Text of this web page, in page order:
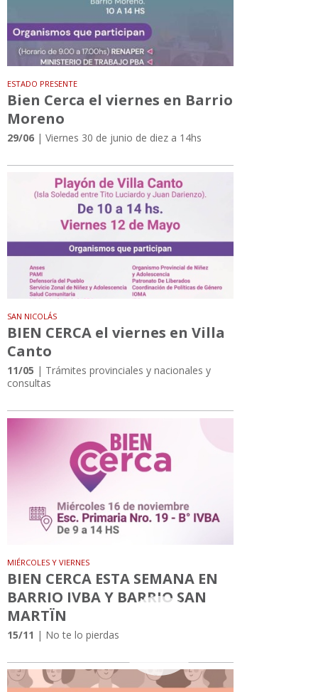
ESTADO PRESENTE
Bien Cerca el viernes en Barrio
Moreno
29/06 | Viernes 30 de junio de diez a 14hs
SAN NICOLÁS
BIEN CERCA el viernes en Villa
Canto
11/05 | Trámites provinciales y nacionales y
consultas
MIÉRCOLES Y VIERNES
BIEN CERCA ESTA SEMANA EN
BARRIO IVBA Y BARRIO SAN
MARTÏN
15/11 | No te lo pierdas